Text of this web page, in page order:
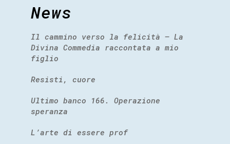
News
Il cammino verso la felicità – La
Divina Commedia raccontata a mio
figlio
Resisti, cuore
Ultimo banco 166. Operazione
speranza
L’arte di essere prof